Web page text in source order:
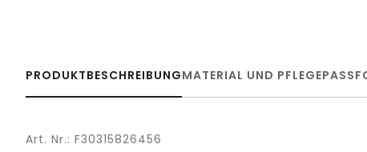
PRODUKTBESCHREIBUNGMATERIAL UND PFLEGE
Art. Nr.: F30315826456